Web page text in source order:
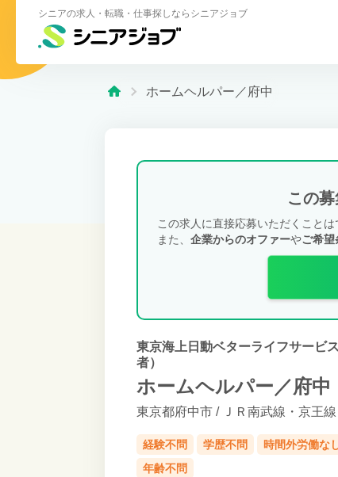
シニアの求人・転職・仕事探しならシニアジョブ
ホームヘルパー／府中
この
この求人に直接応募いただくこと
また、 企業からのオファーやご希望
東京海上日動ベターライフサービ
者）
ホームヘルパー／府中
東京都府中市 / ＪＲ南武線・京王
経験不問 学歴不問 時間外労働な
年齢不問